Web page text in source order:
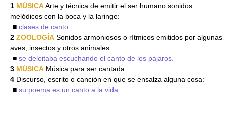
1 MÚSICAArte y técnica de emitir el ser humano sonidos
melódicos con la boca y la laringe:
■ clases de canto.
2 ZOOLOGÍA Sonidos armoniosos o rítmicos emitidos por algunas
aves, insectos y otros animales:
■ se deleitaba escuchando el canto de los pájaros.
3 MÚSICA Música para ser cantada.
4 Discurso, escrito o canción en que se ensalza alguna cosa:
■ su poema es un canto a la vida.